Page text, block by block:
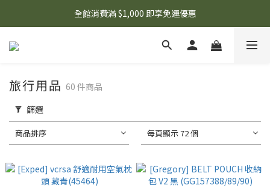
🌟 想知道現在有什麼優惠嗎？ 點擊查看最新優惠！
全館消費滿 $1,000 即享免運優惠
🌟 想知道現在有什麼優惠嗎？ 點擊查看最新優惠！
旅行用品 60 件商品
篩選
商品排序 每頁顯示 72 個